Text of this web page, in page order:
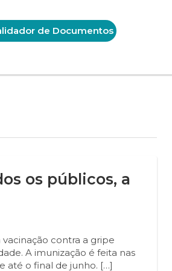
de Documentos
os públicos, a
vacinação contra a gripe
A imunização é feita nas
até o final de junho. […]